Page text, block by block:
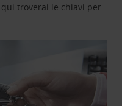
troverai le chiavi per